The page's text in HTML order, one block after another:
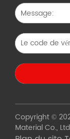
Copyright ©
Material Co.,